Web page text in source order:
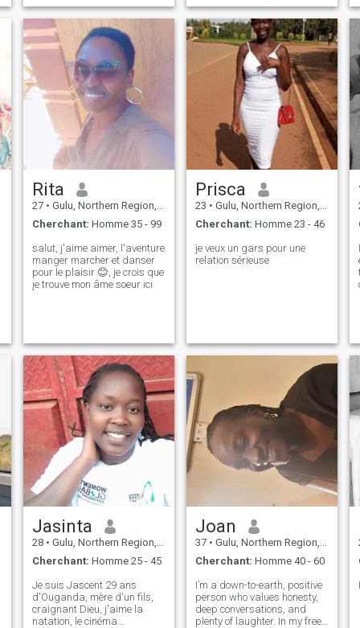
ce qui compte, nous sommes
tous de bonnes personnes. Si
vous savez que vous allez
demander des vidéos et des
photos nues s'il vous plaît je
vous supplie de rester loin, je
n'ai pas besoin de votre
argent, mais j'ai besoin
d'une relation sérieuse (
amour). merci de visiter mon
profil 🙏
amazing in many ways
Rita
27 • Gulu, Northern Region, Ouganda
Cherchant: Homme 35 - 99
salut, j'aime aimer, l'aventure
manger marcher et danser
pour le plaisir 😊, je crois que
je trouve mon âme soeur ici
Prisca
23 • Gulu, Northern Region, Ouganda
Cherchant: Homme 23 - 46
je veux un gars pour une
relation sérieuse
Jasinta
28 • Gulu, Northern Region, Ouganda
Cherchant: Homme 25 - 45
Je suis Jascent 29 ans
d'Ouganda, mère d'un fils,
craignant Dieu, j'aime la
natation, le cinéma
Joan
37 • Gulu, Northern Region, Ouganda
Cherchant: Homme 40 - 60
I’m a down-to-earth, positive
person who values honesty,
deep conversations, and
plenty of laughter. In my free